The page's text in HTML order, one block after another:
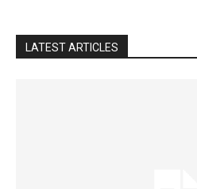
LATEST ARTICLES